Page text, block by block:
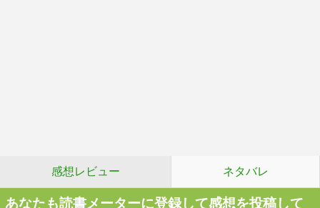
感想レビュー ネタバレ
あなたも読書メーターに登録して感想を投稿して